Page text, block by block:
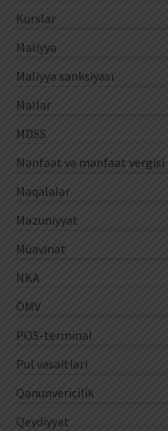
Kurslar
Maliyyə
Maliyyə sanksiyası
Mallar
MDSS
Mənfəət və mənfəət vergisi
Məqalələr
Məzuniyyət
Müavinət
NKA
ÖMV
POS-terminal
Pul vəsaitləri
Qanunvericilik
Qeydiyyat